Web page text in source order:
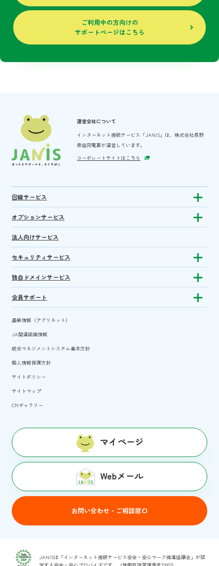
ご利用中の方向けの
サポートページはこちら
運営会社について
インターネット接続サービス「JANIS」は、株式会社長野
県協同電算が運営しています。
コーポレートサイトはこちら
回線サービス Show
オプションサービス Show
法人向けサービス
セキュリティサービス Show
独自ドメインサービス Show
会員サポート Show
農業情報（アグリネット）
JA関連組織情報
統合マネジメントシステム基本方針
個人情報保護方針
サイトポリシー
サイトマップ
CMギャラリー
マイページ
Webメール
お問い合わせ・ご相談窓口
JANISは「インターネット接続サービス安全・安心マーク推進協議会」が認